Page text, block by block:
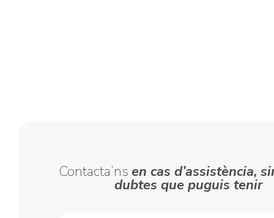
Contacta’ns en cas d’assistència,
dubtes que puguis tenir